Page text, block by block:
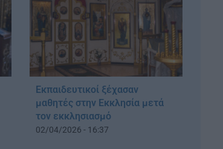
Εκπαιδευτικοί ξέχασαν
μαθητές στην Εκκλησία μετά
τον εκκλησιασμό
02/04/2026 - 16:37